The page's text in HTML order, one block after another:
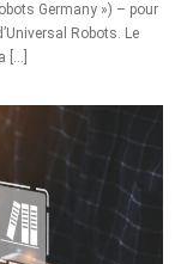
Germany ») – pour
Robots. Le
[…]